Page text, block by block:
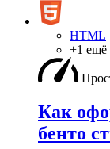
HTML
+1 ещё
Как
бенто